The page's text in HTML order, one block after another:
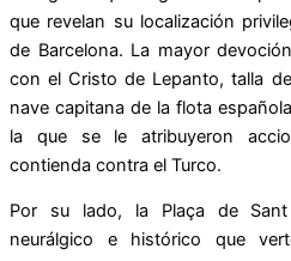
que revelan su localización
de Barcelona. La mayor
con el Cristo de Lepanto, talla
nave capitana de la flota
la que se le atribuyeron
contienda contra el Turco.
Por su lado, la Plaça de
neurálgico e histórico que